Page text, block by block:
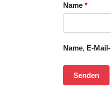
Name *
Name, E-